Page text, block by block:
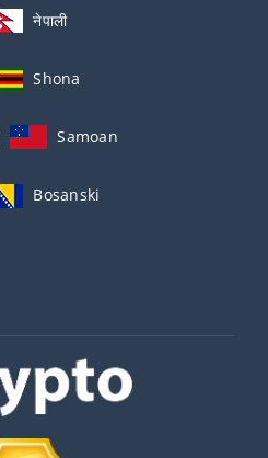
नेपाली
Shona
Samoan
Bosanski